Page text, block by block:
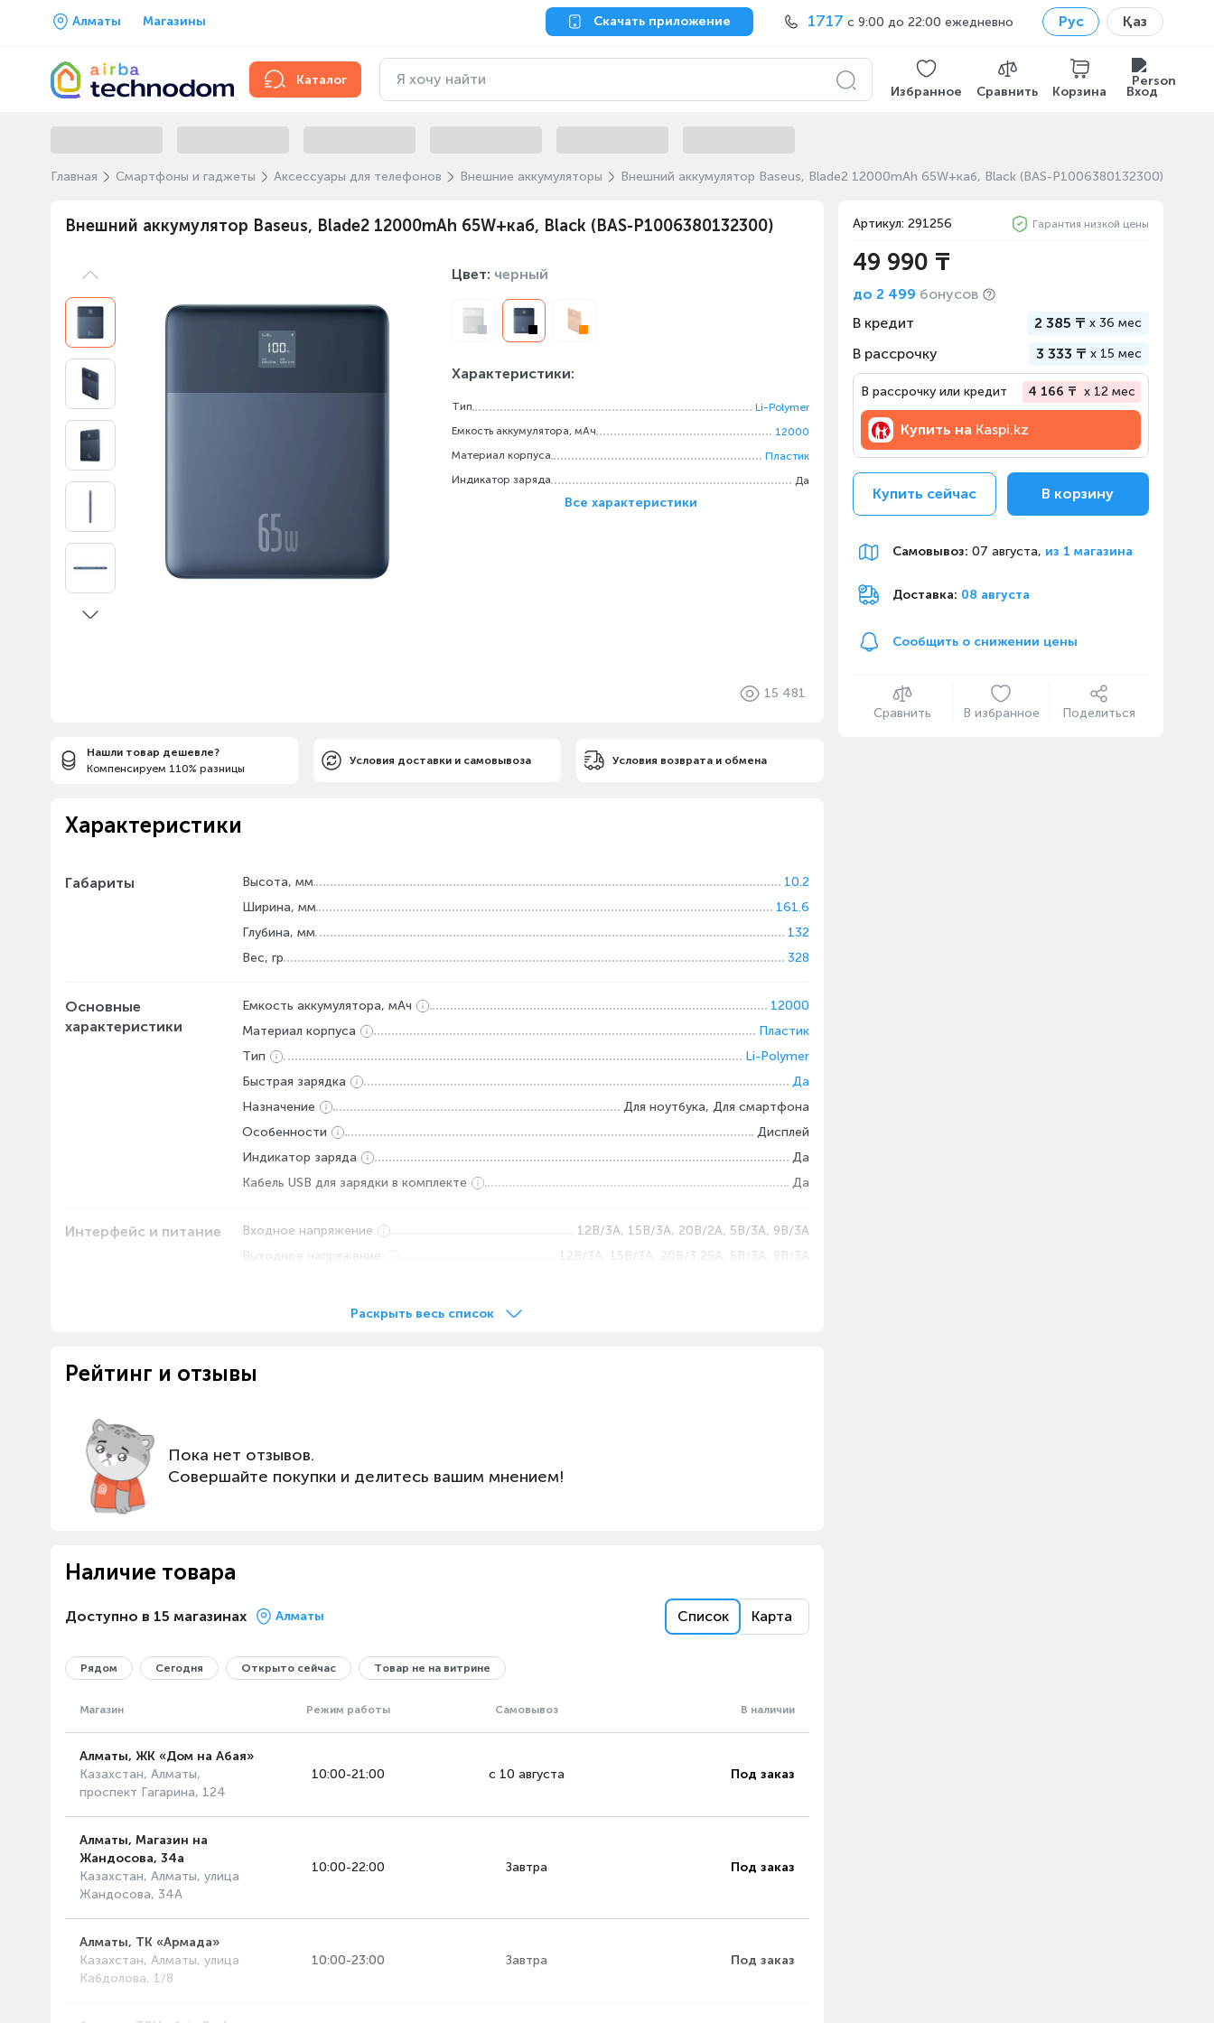
Алматы Магазины Скачать приложение 1717 с 9:00 до 22:00 ежедневно Рус Қаз
Каталог
Избранное Сравнить Корзина Вход
Главная Смартфоны и гаджеты Аксессуары для телефонов Внешние аккумуляторы Внешний аккумулятор Baseus, Blade2 12000mAh 65W+каб, Black (BAS-P1006380132300)
Внешний аккумулятор Baseus, Blade2 12000mAh 65W+каб, Black (BAS-P1006380132300)
Цвет: черный
Характеристики:
Тип
Li-Polymer
Емкость аккумулятора, мАч
12000
Материал корпуса
Пластик
Индикатор заряда
Да
Все характеристики
15 481
Артикул: 291256 Гарантия низкой цены
49 990 ₸
до 2 499 бонусов
В кредит
2 385 ₸ x 36 мес
В рассрочку 3 333 ₸ x 15 мес
В рассрочку или кредит 4 166 ₸ x 12 мес
Купить на Kaspi.kz
Купить сейчас В корзину
Самовывоз: 07 августа, из 1 магазина
Доставка: 08 августа
Сообщить о снижении цены
Сравнить В избранное Поделиться
Нашли товар дешевле?
Компенсируем 110% разницы
Условия доставки и самовывоза Условия возврата и обмена
Характеристики
Габариты Высота, мм
10.2
Ширина, мм
161.6
Глубина, мм
132
Вес, гр
328
Основные
характеристики
Емкость аккумулятора, мАч
12000
Материал корпуса
Пластик
Тип
Li-Polymer
Быстрая зарядка
Да
Назначение
Для ноутбука, Для смартфона
Особенности
Дисплей
Индикатор заряда
Да
Кабель USB для зарядки в комплекте
Да
Интерфейс и питание Входное напряжение
12В/3А, 15В/3А, 20B/2A, 5В/3А, 9В/3А
Выходное напряжение
12В/3A, 15B/3A, 20В/3,25А, 5В/3А, 9В/3А
Разъёмы для зарядки устройств
Раскрыть весь список
Рейтинг и отзывы
Пока нет отзывов.
Совершайте покупки и делитесь вашим мнением!
Наличие товара
Доступно в 15 магазинах Алматы Список Карта
Рядом Сегодня Открыто сейчас Товар не на витрине
Магазин Режим работы Самовывоз В наличии
Алматы, ЖК «Дом на Абая»
Казахстан, Алматы,
проспект Гагарина, 124
10:00-21:00 с 10 августа Под заказ
Алматы, Магазин на
Жандосова, 34а
Казахстан, Алматы, улица
Жандосова, 34А
10:00-22:00 Завтра Под заказ
Алматы, ТК «Армада»
Казахстан, Алматы, улица
Кабдолова, 1/8
10:00-23:00 Завтра Под заказ